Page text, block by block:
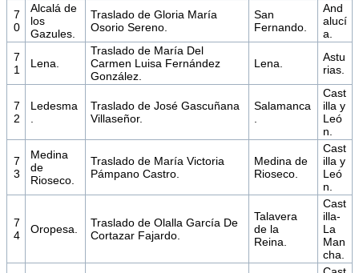
7
0
Alcalá de
los
Gazules.
Traslado de Gloria María
Osorio Sereno.
San
Fernando.
And
alucí
a.
7
1
Lena.
Traslado de María Del
Carmen Luisa Fernández
González.
Lena.
Astu
rias.
7
2
Ledesma
Traslado de José Gascuñana
Villaseñor.
Salamanca
Cast
illa y
Leó
n.
7
3
Medina
de
Rioseco.
Traslado de María Victoria
Pámpano Castro.
Medina de
Rioseco.
Cast
illa y
Leó
n.
7
4
Oropesa.
Traslado de Olalla García De
Cortazar Fajardo.
Talavera
de la
Reina.
Cast
illa-
La
Man
cha.